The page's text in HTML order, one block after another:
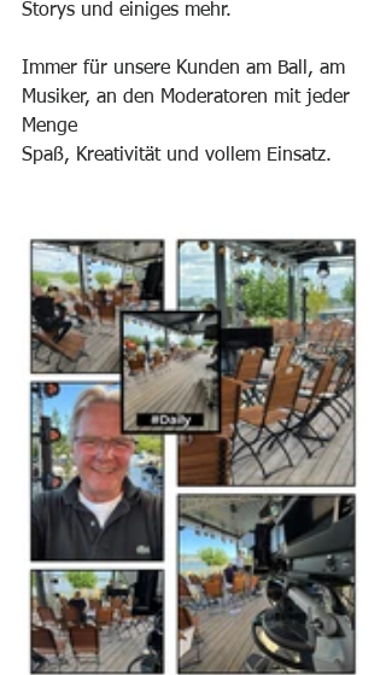
Storys und einiges mehr.
Immer für unsere Kunden am Ball, am
Musiker, an den Moderatoren mit jeder
Menge
Spaß, Kreativität und vollem Einsatz.